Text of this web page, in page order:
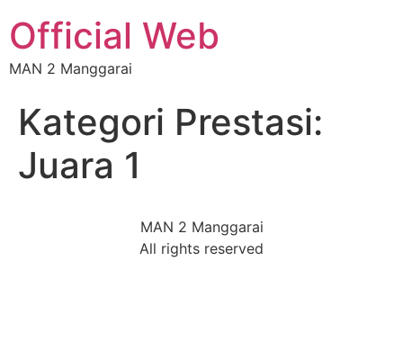
Official Web
MAN 2 Manggarai
Kategori Prestasi:
Juara 1
MAN 2 Manggarai
All rights reserved